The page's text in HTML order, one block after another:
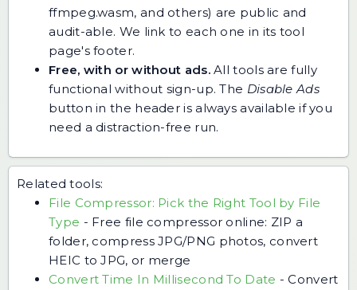
ffmpeg.wasm, and others) are public and
audit-able. We link to each one in its tool
page's footer.
Free, with or without ads.All tools are fully
functional without sign-up. The Disable Ads
button in the header is always available if you
need a distraction-free run.
Related tools:
File Compressor: Pick the Right Tool by File
Type - Free file compressor online: ZIP a
folder, compress JPG/PNG photos, convert
HEIC to JPG, or merge
Convert Time In Millisecond To Date -Convert